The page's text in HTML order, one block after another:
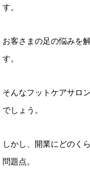
す。
お客さまの足の悩みを
す。
そんなフットケアサロ
でしょう。
しかし、開業にどのく
問題点。